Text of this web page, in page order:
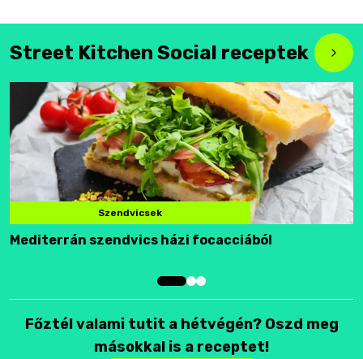
Street Kitchen Social receptek
Szendvicsek
Mediterrán szendvics házi focacciából
Főztél valami tutit a hétvégén? Oszd meg
másokkal is a receptet!